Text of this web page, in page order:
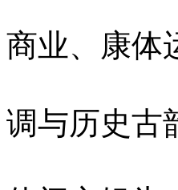
商业、康体
调与历史古